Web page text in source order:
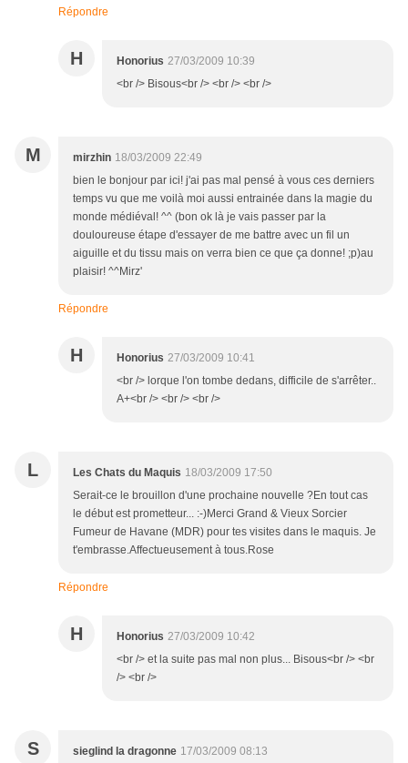
Répondre
H Honorius 27/03/2009 10:39
<br /> Bisous<br /> <br /> <br />
M mirzhin 18/03/2009 22:49
bien le bonjour par ici! j'ai pas mal pensé à vous ces derniers
temps vu que me voilà moi aussi entrainée dans la magie du
monde médiéval! ^^ (bon ok là je vais passer par la
douloureuse étape d'essayer de me battre avec un fil un
aiguille et du tissu mais on verra bien ce que ça donne! ;p)au
plaisir! ^^Mirz'
Répondre
H Honorius 27/03/2009 10:41
<br /> lorque l'on tombe dedans, difficile de s'arrêter..
A+<br /> <br /> <br />
L Les Chats du Maquis 18/03/2009 17:50
Serait-ce le brouillon d'une prochaine nouvelle ?En tout cas
le début est prometteur... :-)Merci Grand & Vieux Sorcier
Fumeur de Havane (MDR) pour tes visites dans le maquis. Je
t'embrasse.Affectueusement à tous.Rose
Répondre
H Honorius 27/03/2009 10:42
<br /> et la suite pas mal non plus... Bisous<br /> <br
/> <br />
S sieglind la dragonne 17/03/2009 08:13